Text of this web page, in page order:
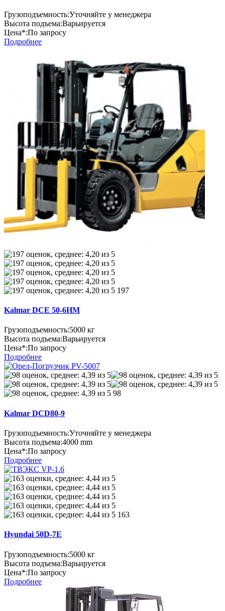
Грузоподъемность:Уточняйте у менеджера
Высота подъема:Варьируется
Цена*:По запросу
Подробнее
197
Kalmar DCE 50-6HM
Грузоподъемность:5000 кг
Высота подъема:Варьируется
Цена*:По запросу
Подробнее
98
Kalmar DCD80-9
Грузоподъемность:Уточняйте у менеджера
Высота подъема:4000 mm
Цена*:По запросу
Подробнее
163
Hyundai 50D-7E
Грузоподъемность:5000 кг
Высота подъема:Варьируется
Цена*:По запросу
Подробнее